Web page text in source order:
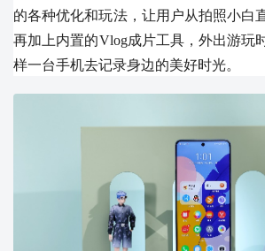
的各种优化和玩法，让用户从拍照小白
再加上内置的Vlog成片工具，外出游玩
样一台手机去记录身边的美好时光。